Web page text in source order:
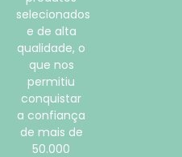
selecionados
e de alta
qualidade, o
que nos
permitiu
conquistar
a confiança
de mais de
50.000